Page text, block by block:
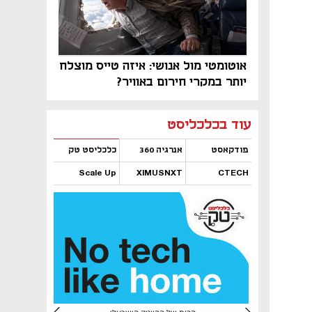
אוטומטי מול אנושי: איזה טייס מוצלח
יותר במקרי חירום באוויר?
עוד בכלכליסט
פודקאסט אנרגיה 360 כלכליסט טק
CTECH
XIMUSNXT
Scale Up
נפתח בכרטיסייה חדשה
נפתח בכרטיסייה חדשה